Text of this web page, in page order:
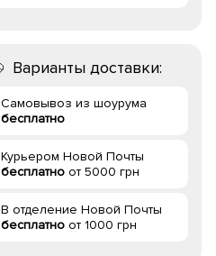
Варианты доставки:
Самовывоз из шоурума
бесплатно
Курьером Новой Почты
бесплатно от 5000 грн
В отделение Новой Почты
бесплатно от 1000 грн